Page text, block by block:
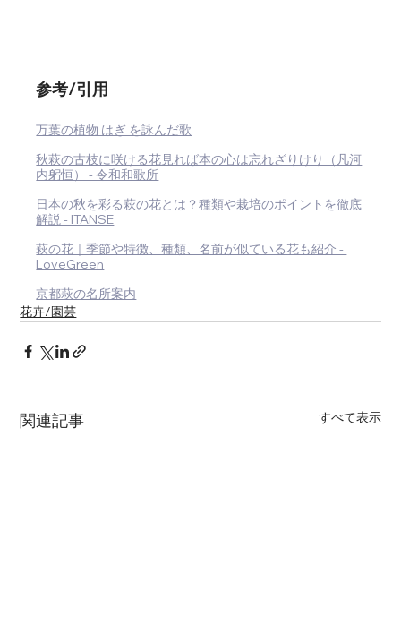
参考/引用
万葉の植物 はぎ を詠んだ歌
秋萩の古枝に咲ける花見れば本の心は忘れざりけり（凡河
内躬恒） - 令和和歌所
日本の秋を彩る萩の花とは？種類や栽培のポイントを徹底
解説 - ITANSE
萩の花｜季節や特徴、種類、名前が似ている花も紹介 -
LoveGreen
京都萩の名所案内
花卉/園芸
関連記事 すべて表示